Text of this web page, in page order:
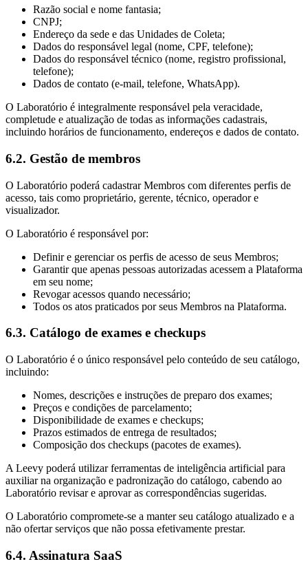
Razão social e nome fantasia;
CNPJ;
Endereço da sede e das Unidades de Coleta;
Dados do responsável legal (nome, CPF, telefone);
Dados do responsável técnico (nome, registro profissional,
telefone);
Dados de contato (e-mail, telefone, WhatsApp).
O Laboratório é integralmente responsável pela veracidade,
completude e atualização de todas as informações cadastrais,
incluindo horários de funcionamento, endereços e dados de contato.
6.2. Gestão de membros
O Laboratório poderá cadastrar Membros com diferentes perfis de
acesso, tais como proprietário, gerente, técnico, operador e
visualizador.
O Laboratório é responsável por:
Definir e gerenciar os perfis de acesso de seus Membros;
Garantir que apenas pessoas autorizadas acessem a Plataforma
em seu nome;
Revogar acessos quando necessário;
Todos os atos praticados por seus Membros na Plataforma.
6.3. Catálogo de exames e checkups
O Laboratório é o único responsável pelo conteúdo de seu catálogo,
incluindo:
Nomes, descrições e instruções de preparo dos exames;
Preços e condições de parcelamento;
Disponibilidade de exames e checkups;
Prazos estimados de entrega de resultados;
Composição dos checkups (pacotes de exames).
A Leevy poderá utilizar ferramentas de inteligência artificial para
auxiliar na organização e padronização do catálogo, cabendo ao
Laboratório revisar e aprovar as correspondências sugeridas.
O Laboratório compromete-se a manter seu catálogo atualizado e a
não ofertar serviços que não possa efetivamente prestar.
6.4. Assinatura SaaS